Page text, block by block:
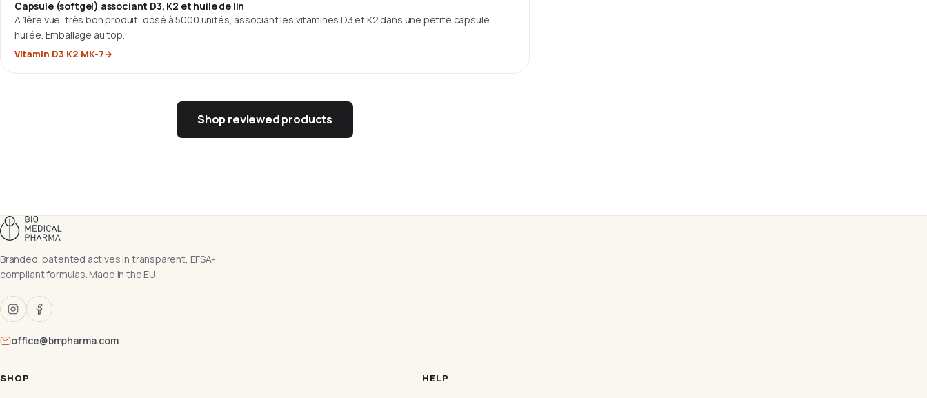
Capsule (softgel) associant D3, K2 et huile de lin
A 1ère vue, très bon produit, dosé à 5000 unités, associant les vitamines D3 et K2 dans une petite capsule
huilée. Emballage au top.
Vitamin D3 K2 MK-7
Shop reviewed products
Branded, patented actives in transparent, EFSA-
compliant formulas. Made in the EU.
office@bmpharma.com
SHOP HELP